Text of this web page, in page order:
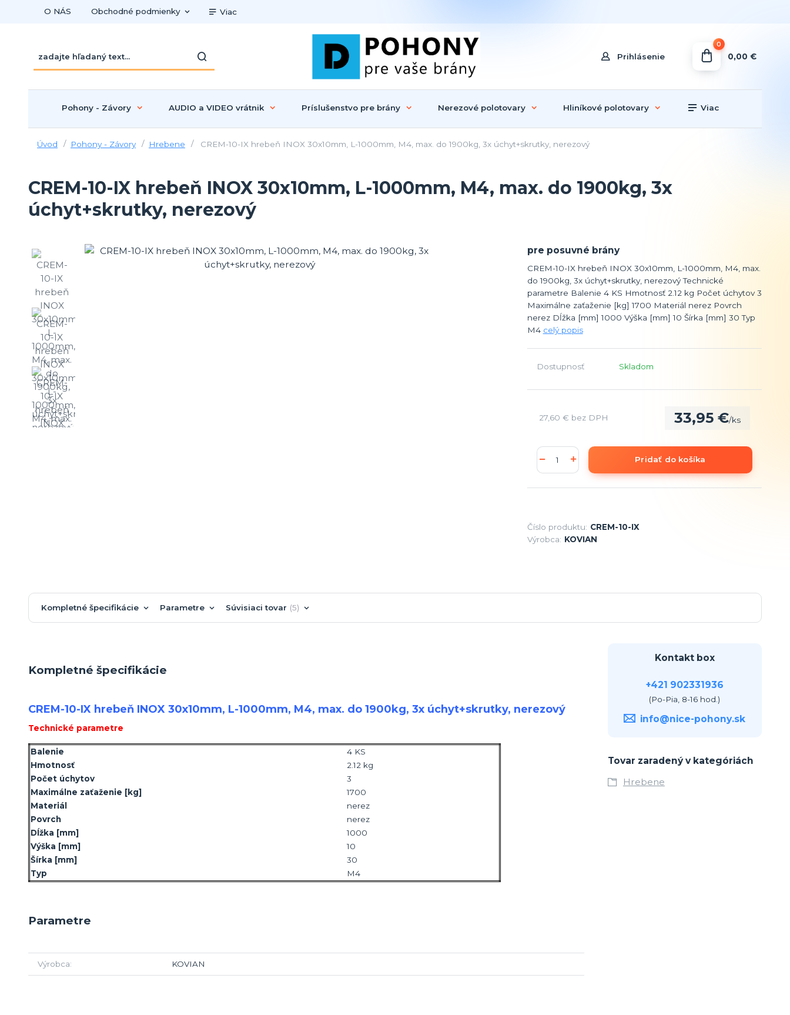
O NÁS Obchodné podmienky Viac
Prihlásenie
0
0,00 €
Pohony - Závory AUDIO a VIDEO vrátnik Príslušenstvo pre brány Nerezové polotovary Hliníkové polotovary Viac
Úvod Pohony - Závory Hrebene CREM-10-IX hrebeň INOX 30x10mm, L-1000mm, M4, max. do 1900kg, 3x úchyt+skrutky, nerezový
CREM-10-IX hrebeň INOX 30x10mm, L-1000mm, M4, max. do 1900kg, 3x
úchyt+skrutky, nerezový
pre posuvné brány
CREM-10-IX hrebeň INOX 30x10mm, L-1000mm, M4, max.
do 1900kg, 3x úchyt+skrutky, nerezový Technické
parametre Balenie 4 KS Hmotnosť 2.12 kg Počet úchytov 3
Maximálne zaťaženie [kg] 1700 Materiál nerez Povrch
nerez Dĺžka [mm] 1000 Výška [mm] 10 Šírka [mm] 30 Typ
M4 celý popis
Dostupnosť Skladom
33,95 €/ks
27,60 € bez DPH
Pridať do košíka
Číslo produktu: CREM-10-IX
Výrobca: KOVIAN
Kompletné špecifikácie Parametre Súvisiaci tovar 5
Kompletné špecifikácie
CREM-10-IX hrebeň INOX 30x10mm, L-1000mm, M4, max. do 1900kg, 3x úchyt+skrutky, nerezový
Technické parametre
Balenie
4 KS
Hmotnosť
2.12 kg
Počet úchytov
3
Maximálne zaťaženie [kg]
1700
Materiál
nerez
Povrch
nerez
Dĺžka [mm]
1000
Výška [mm]
10
Šírka [mm]
30
Typ
M4
Parametre
Výrobca KOVIAN
Kontakt box
+421 902331936
(Po-Pia, 8-16 hod.)
info@nice-pohony.sk
Tovar zaradený v kategóriách
Hrebene